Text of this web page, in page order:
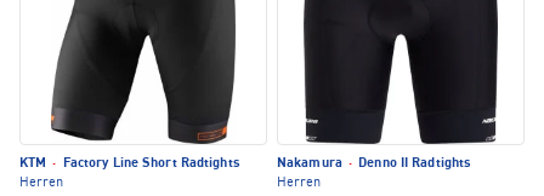
KTM ·
Factory Line Short Radtights
Herren
Nakamura ·
Denno II Radtights
Herren